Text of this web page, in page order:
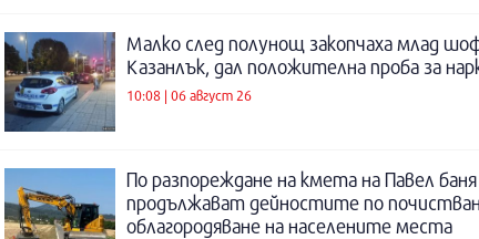
Малко след полунощ закопчаха млад
Казанлък, дал положителна проба за
10:08 | 06 август 26
По разпореждане на кмета на Павел баня
продължават дейностите по
облагородяване на населените места